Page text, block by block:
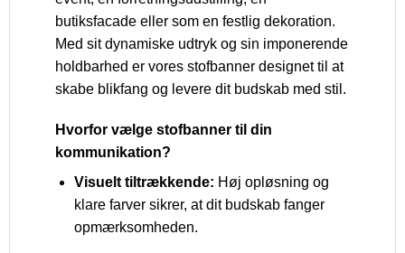
butiksfacade eller som en festlig dekoration.
Med sit dynamiske udtryk og sin imponerende
holdbarhed er vores stofbanner designet til at
skabe blikfang og levere dit budskab med stil.
Hvorfor vælge stofbanner til din
kommunikation?
Visuelt tiltrækkende: Høj opløsning og
klare farver sikrer, at dit budskab fanger
opmærksomheden.